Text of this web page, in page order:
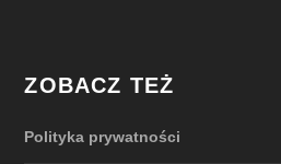
ZOBACZ TEŻ
Polityka prywatności